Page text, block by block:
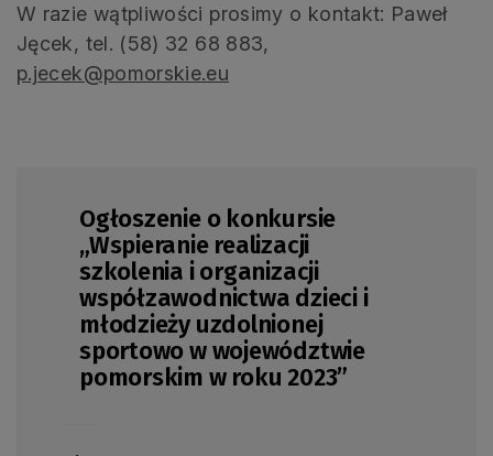
W razie wątpliwości prosimy o kontakt: Paweł
Jęcek, tel. (58) 32 68 883,
p.jecek@pomorskie.eu
Ogłoszenie o konkursie
„Wspieranie realizacji
szkolenia i organizacji
współzawodnictwa dzieci i
młodzieży uzdolnionej
sportowo w województwie
pomorskim w roku 2023”